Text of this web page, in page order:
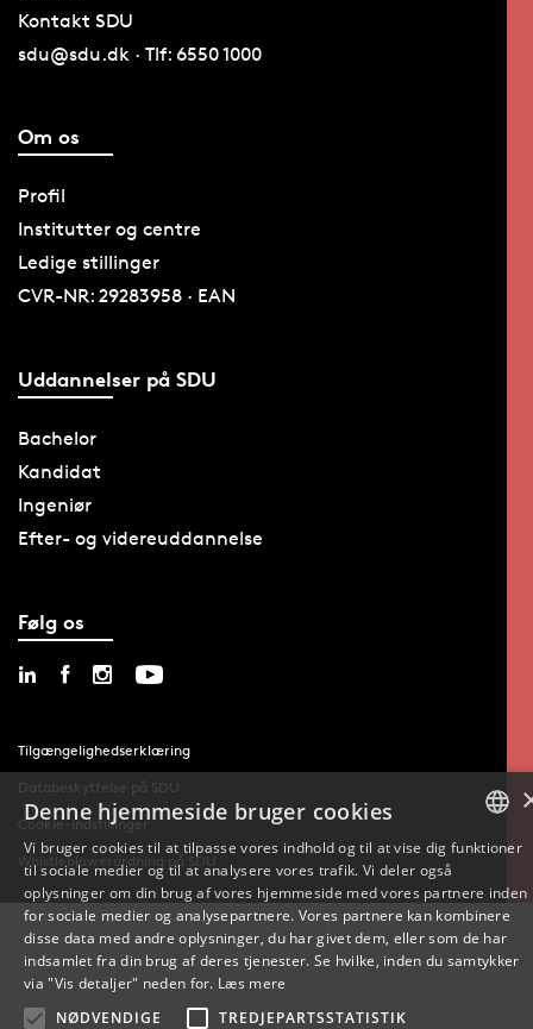
Kontakt SDU
sdu@sdu.dk · Tlf: 6550 1000
Om os
Profil
Institutter og centre
Ledige stillinger
CVR-NR: 29283958 · EAN
Uddannelser på SDU
Bachelor
Kandidat
Ingeniør
Efter- og videreuddannelse
Følg os
Tilgængelighedserklæring
Databeskyttelse på SDU
Cookie-indstillinger
Whistleblowerordning på SDU
ENGLISH
Denne hjemmeside bruger cookies
Vi bruger cookies til at tilpasse vores indhold og til at vise dig funktioner
til sociale medier og til at analysere vores trafik. Vi deler også
oplysninger om din brug af vores hjemmeside med vores partnere inden
for sociale medier og analysepartnere. Vores partnere kan kombinere
disse data med andre oplysninger, du har givet dem, eller som de har
indsamlet fra din brug af deres tjenester. Se hvilke, inden du samtykker
via "Vis detaljer" neden for. Læs mere
NØDVENDIGE
TREDJEPARTSSTATISTIK